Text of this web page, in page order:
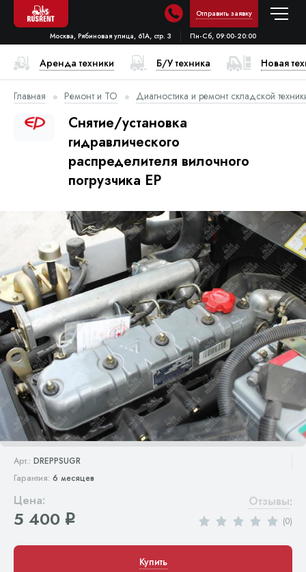
Отправить заявку
Москва, Рябиновая улица, 61А, стр. 3 Пн-Сб, 09:00-20:00
Аренда техники Б/У техника Новая
Главная Ремонт и ТО Диагностика и ремонт складской
Снятие/установка
гидравлического
распределителя вилочного
погрузчика EP
Арт.: DREPPSUGR
Гарантия: 6 месяцев
Цена:
5 400 q
Отзывы:
(0)
Купить